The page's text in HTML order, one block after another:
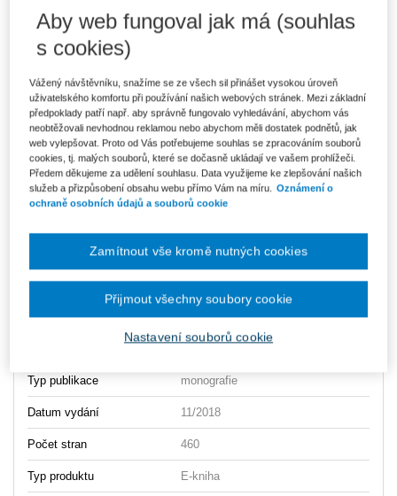
Co je Smarteca?
Kde najdu soubory e-knih?
Upozorňujeme, že v období od 1.8. do 21.8. z technických
důvodů nemůžeme vystavovat daňové doklady. Budou vám
zaslány dodatečně e-mailem.
ks Vložit do košíku
Ceny jsou včetně DPH
Ke stažení
Vydavatel Wolters Kluwer
Vojtěch Kment
Typ publikace monografie
Datum vydání 11/2018
Počet stran 460
Typ produktu E-kniha
Aby web fungoval jak má (souhlas
s cookies)
Vážený návštěvníku, snažíme se ze všech sil přinášet vysokou úroveň
uživatelského komfortu při používání našich webových stránek. Mezi základní
předpoklady patří např. aby správně fungovalo vyhledávání, abychom vás
neobtěžovali nevhodnou reklamou nebo abychom měli dostatek podnětů, jak
web vylepšovat. Proto od Vás potřebujeme souhlas se zpracováním souborů
cookies, tj. malých souborů, které se dočasně ukládají ve vašem prohlížeči.
Předem děkujeme za udělení souhlasu. Data využijeme ke zlepšování našich
služeb a přizpůsobení obsahu webu přímo Vám na míru. Oznámení o
ochraně osobních údajů a souborů cookie
Nastavení souborů cookie
Zamítnout vše kromě nutných cookies
Přijmout všechny soubory cookie